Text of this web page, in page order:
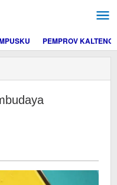
PEMPROV KALTENG